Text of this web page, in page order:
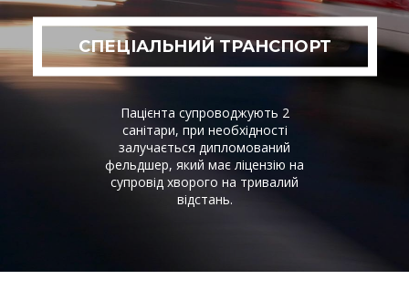
СПЕЦІАЛЬНИЙ ТРАНСПОРТ
Пацієнта супроводжують 2
санітари, при необхідності
залучається дипломований
фельдшер, який має ліцензію на
супровід хворого на тривалий
відстань.